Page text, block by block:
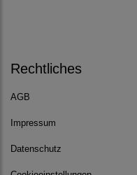
Rechtliches
AGB
Impressum
Datenschutz